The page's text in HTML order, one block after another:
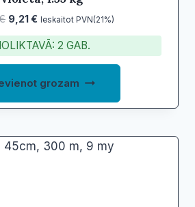
Original
price
was:
23,50 €.
9,21€Current
price
is:
9,21 €.
Ieskaitot PVN(21%)
2 GAB.
grozam